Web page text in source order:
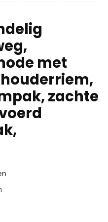
met
zachte